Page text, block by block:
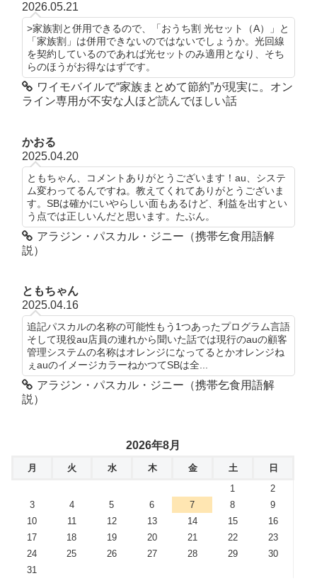
2026.05.21
>家族割と併用できるので、「おうち割 光セット（A）」と
「家族割」は併用できないのではないでしょうか。光回線
を契約しているのであれば光セットのみ適用となり、そち
らのほうがお得なはずです。
ワイモバイルで“家族まとめて節約”が現実に。オン
ライン専用が不安な人ほど読んでほしい話
かおる
2025.04.20
ともちゃん、コメントありがとうございます！au、システ
ム変わってるんですね。教えてくれてありがとうございま
す。SBは確かにいやらしい面もあるけど、利益を出すとい
う点では正しいんだと思います。たぶん。
アラジン・パスカル・ジニー（携帯乞食用語解
説）
ともちゃん
2025.04.16
追記パスカルの名称の可能性もう1つあったプログラム言語
そして現役au店員の連れから聞いた話では現行のauの顧客
管理システムの名称はオレンジになってるとかオレンジね
ぇauのイメージカラーねかつてSBは全...
アラジン・パスカル・ジニー（携帯乞食用語解
説）
2026年8月
月 火 水 木 金 土
日
1
2
3
4 5 6 7 8
9
10
11 12 13 14 15
16
17
18 19 20 21 22
23
24
25 26 27 28 29
30
31